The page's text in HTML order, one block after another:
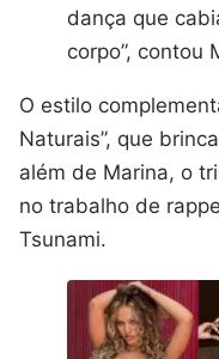
dança que
corpo”, contou
O estilo
Naturais”, que
além de Marina, o
no trabalho de
Tsunami.